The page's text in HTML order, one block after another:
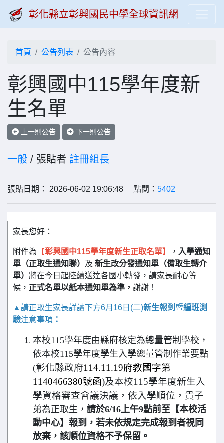
彰化縣立彰興國民中學全球資訊網
首頁 公告列表 公告內容
彰興國中115學年度新
生名單
上一則公告 下一則公告
一般 / 張貼者 註冊組長
張貼日期： 2026-06-02 19:06:48 點閱： 5402
家長您好：
附件為 【彰興國中115學年度新生正取名單】 ， 入學通知
單（正取生通知聯）
及 新生改分發通知單（備取生轉介
單） 將在今日起陸續送達各國小轉發，請家長耐心等
候， 正式名單以紙本通知單為準， 謝謝！
▲ 請正取生家長詳讀下方6月16日(二)新生報到 暨編班測
驗注意事項 ：
本校115學年度由縣府核定為總量管制學校，
依本校115學年度學生入學總量管制作業要點
(彰化縣政府114.11.19府教國字第
1140466380號函)及本校115學年度新生入
學資格審查會議決議，依入學順位，貴子
弟為正取生， 請於6/16上午9點前至【本校活
動中心】 報到，若未依規定完成報到者視同
放棄，該順位資格不予保留。